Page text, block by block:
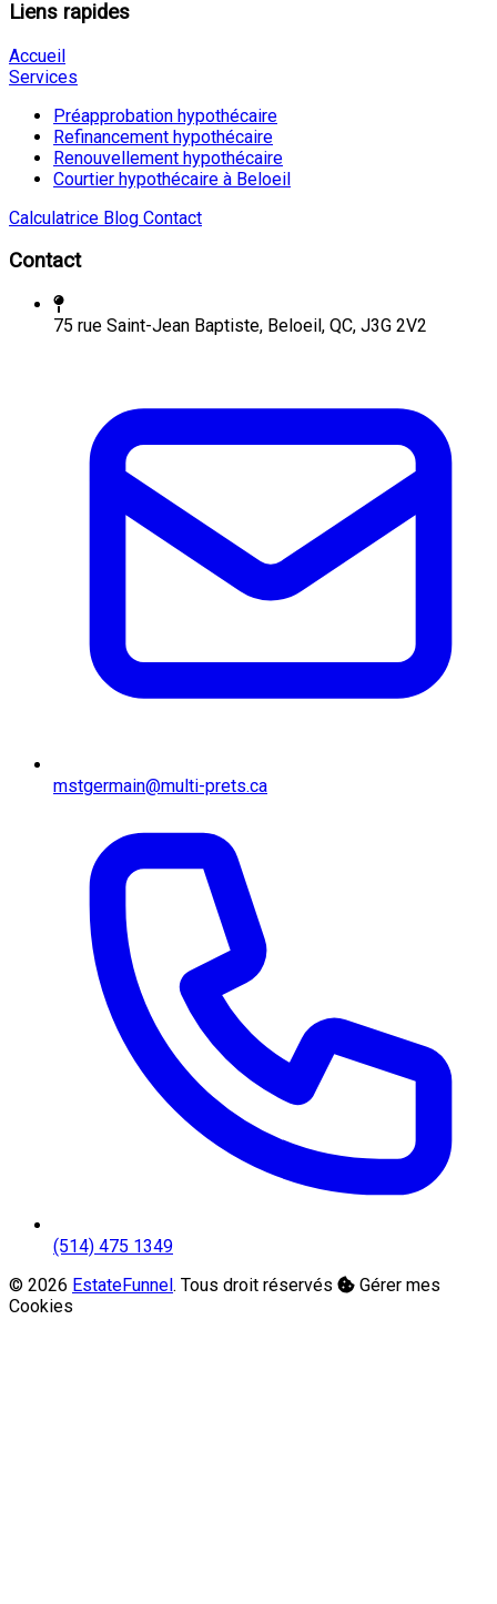
Liens rapides
Accueil
Services
Préapprobation hypothécaire
Refinancement hypothécaire
Renouvellement hypothécaire
Courtier hypothécaire à Beloeil
Calculatrice Blog Contact
Contact
75 rue Saint-Jean Baptiste, Beloeil, QC, J3G 2V2
mstgermain@multi-prets.ca
(514) 475 1349
© 2026 EstateFunnel. Tous droit réservés
Gérer mes
Cookies